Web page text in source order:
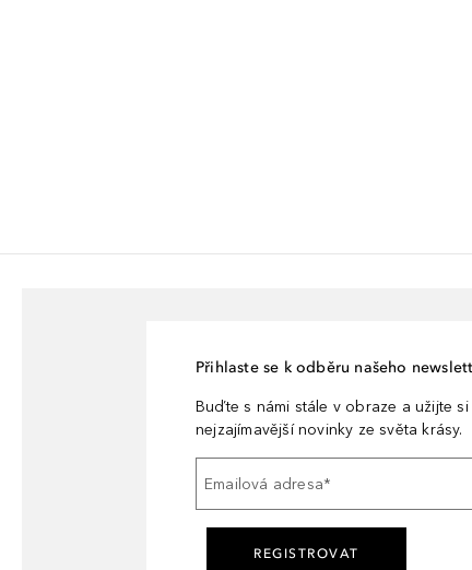
Přihlaste se k odběru našeho
Buďte s námi stále v obraze a užijte
nejzajímavější novinky ze světa krásy.
Emailová adresa*
REGISTROVAT